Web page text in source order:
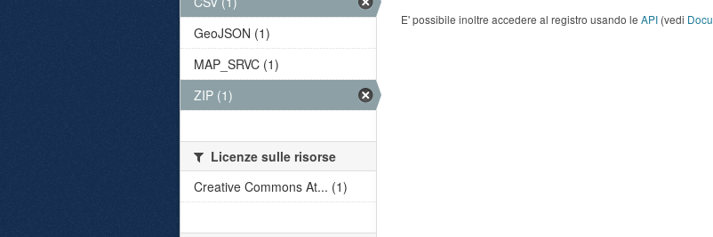
E' possibile inoltre accedere al registro usando le API (vedi
GeoJSON (1)
MAP_SRVC (1)
ZIP (1)
Licenze sulle risorse
Creative Commons At... (1)